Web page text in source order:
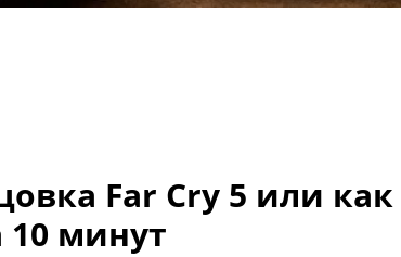
Far Cry 5 или как
10 минут